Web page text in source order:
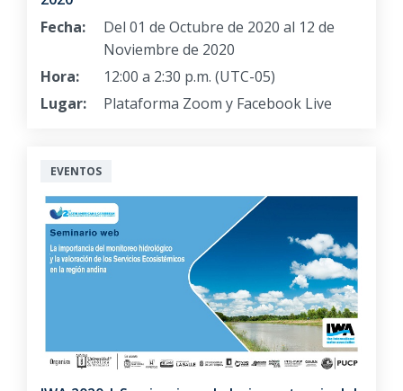
Fecha:
Del 01 de Octubre de 2020 al 12 de
Noviembre de 2020
Hora:
12:00 a 2:30 p.m. (UTC-05)
Lugar:
Plataforma Zoom y Facebook Live
EVENTOS